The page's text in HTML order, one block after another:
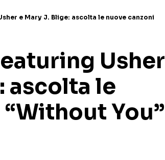
e Mary J. Blige: ascolta le nuove canzoni
Usher
ascolta le
You”